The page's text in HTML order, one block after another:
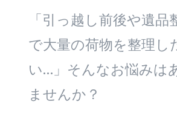
「引っ越し前後や遺品
で大量の荷物を整理し
い…」そんなお悩みは
ませんか？